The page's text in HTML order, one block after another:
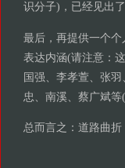
识分子)，已经见出
最后，再提供一个
表达内涵(请注意：
国强、李孝萱、张
忠、南溪、蔡广斌
总而言之：道路曲折